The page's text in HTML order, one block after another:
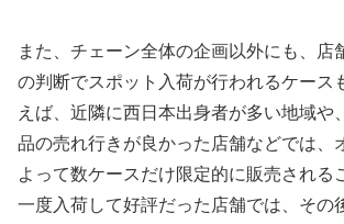
また、チェーン全体の企画以外にも、店
の判断でスポット入荷が行われるケース
えば、近隣に西日本出身者が多い地域や
品の売れ行きが良かった店舗などでは、
よって数ケースだけ限定的に販売される
一度入荷して好評だった店舗では、その